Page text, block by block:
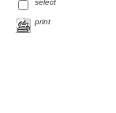
select
print